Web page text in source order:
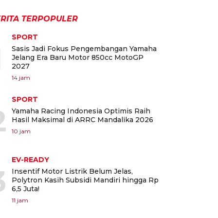
TERPOPULER
SPORT
Sasis Jadi Fokus Pengembangan Yamaha
Jelang Era Baru Motor 850cc MotoGP
2027
14 jam
SPORT
Yamaha Racing Indonesia Optimis Raih
Hasil Maksimal di ARRC Mandalika 2026
10 jam
EV-READY
Insentif Motor Listrik Belum Jelas,
Polytron Kasih Subsidi Mandiri hingga Rp
6,5 Juta!
11 jam